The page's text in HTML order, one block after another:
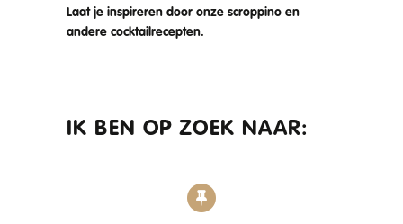
Laat je inspireren door onze scroppino en
andere cocktailrecepten.
IK BEN OP ZOEK NAAR: